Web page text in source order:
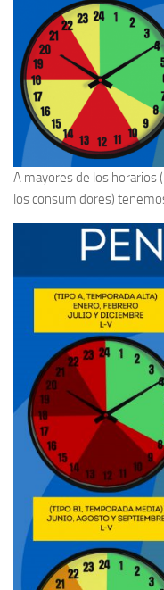
A mayores de los horarios
los consumidores)